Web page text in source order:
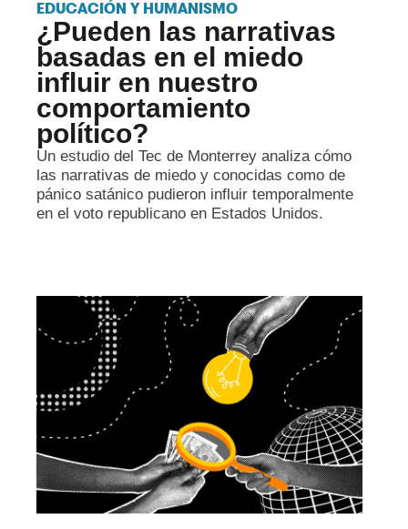
EDUCACIÓN Y HUMANISMO
¿Pueden las narrativas
basadas en el miedo
influir en nuestro
comportamiento
político?
Un estudio del Tec de Monterrey analiza cómo
las narrativas de miedo y conocidas como de
pánico satánico pudieron influir temporalmente
en el voto republicano en Estados Unidos.